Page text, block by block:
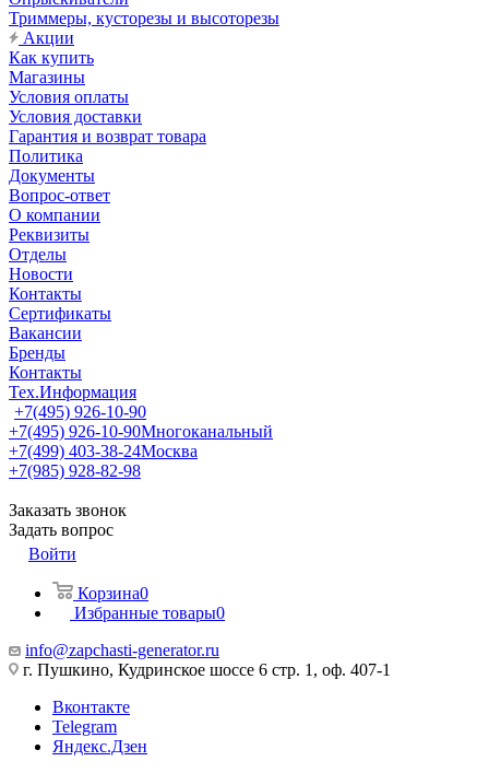
Триммеры, кусторезы и высоторезы
Акции
Как купить
Магазины
Условия оплаты
Условия доставки
Гарантия и возврат товара
Политика
Документы
Вопрос-ответ
О компании
Реквизиты
Отделы
Новости
Контакты
Сертификаты
Вакансии
Бренды
Контакты
Тех.Информация
+7(495) 926-10-90
+7(495) 926-10-90Многоканальный
+7(499) 403-38-24Москва
+7(985) 928-82-98
Заказать звонок
Задать вопрос
Войти
Корзина0
Избранные товары0
info@zapchasti-generator.ru
г. Пушкино, Кудринское шоссе 6 стр. 1, оф. 407-1
Вконтакте
Telegram
Яндекс.Дзен